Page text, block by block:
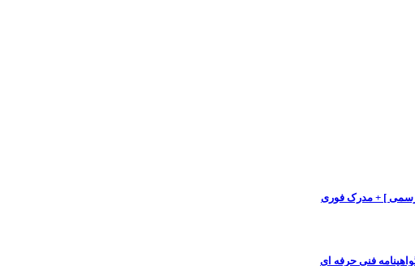
رسمی ] + مدرک فوری
فنی حرفه ای